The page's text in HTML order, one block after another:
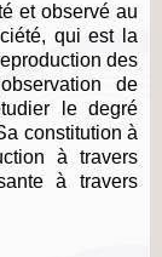
et observé au
qui est la
des
de
le degré
constitution à
à travers
à travers